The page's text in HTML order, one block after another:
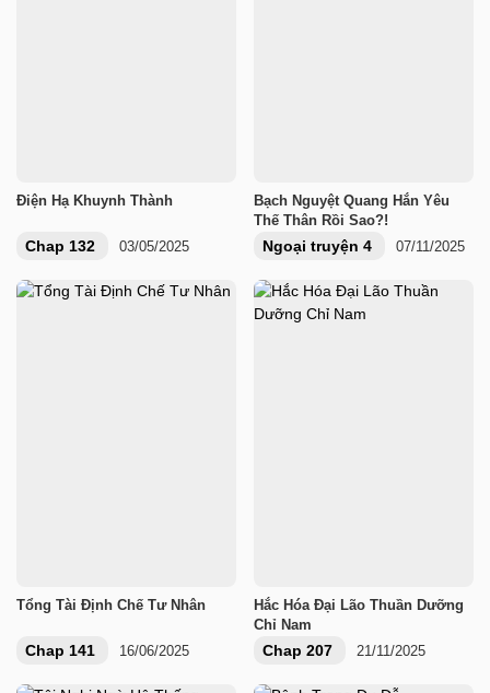
Điện Hạ Khuynh Thành
Chap 132 03/05/2025
Bạch Nguyệt Quang Hắn Yêu
Thế Thân Rồi Sao?!
Ngoại truyện 4 07/11/2025
Tổng Tài Định Chế Tư Nhân
Chap 141 16/06/2025
Hắc Hóa Đại Lão Thuần Dưỡng
Chỉ Nam
Chap 207 21/11/2025